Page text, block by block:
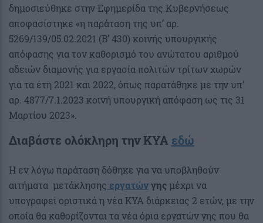
δημοσιεύθηκε στην Εφημερίδα της Κυβερνήσεως
αποφασίστηκε «η παράταση της υπ’ αρ.
5269/139/05.02.2021 (Β’ 430) κοινής υπουργικής
απόφασης για τον καθορισμό του ανώτατου αριθμού
αδειών διαμονής για εργασία πολιτών τρίτων χωρών
για τα έτη 2021 και 2022, όπως παρατάθηκε με την υπ’
αρ. 4877/7.1.2023 κοινή υπουργική απόφαση ως τις 31
Μαρτίου 2023».
Διαβάστε ολόκληρη την ΚΥΑ εδώ
Η εν λόγω παράταση δόθηκε για να υποβληθούν
αιτήματα μετάκλησης εργατώνγηςμέχρι να
υπογραφεί οριστικά η νέα ΚΥΑ διάρκειας 2 ετών, με την
οποία θα καθορίζονται τα νέα όρια εργατών γης που θα